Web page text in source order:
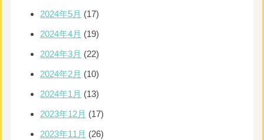
2024年5月 (17)
2024年4月 (19)
2024年3月 (22)
2024年2月 (10)
2024年1月 (13)
2023年12月 (17)
2023年11月 (26)